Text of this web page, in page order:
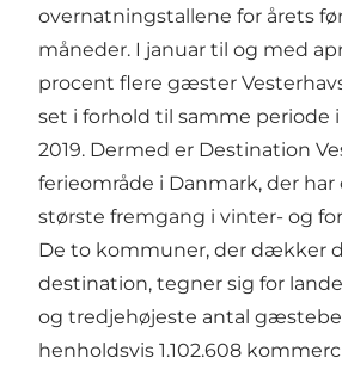
overnatningstallene for årets
måneder. I januar til og med
procent flere gæster
set i forhold til samme periode
2019. Dermed er Destination
ferieområde i Danmark, der
største fremgang i vinter- og
De to kommuner, der dækker
destination, tegner sig for
og tredjehøjeste antal
henholdsvis 1.102.608